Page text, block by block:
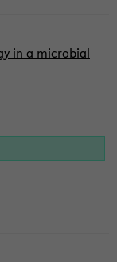
in a microbial